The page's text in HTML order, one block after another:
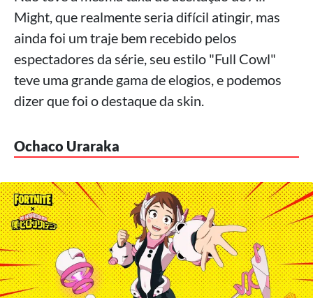
Might, que realmente seria difícil atingir, mas
ainda foi um traje bem recebido pelos
espectadores da série, seu estilo "Full Cowl"
teve uma grande gama de elogios, e podemos
dizer que foi o destaque da skin.
Ochaco Uraraka